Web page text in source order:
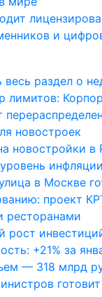
и
лимитов:
новостроек
новостройки
в Москве
проект
ресторанами
рост
+21% за
— 318 млрд